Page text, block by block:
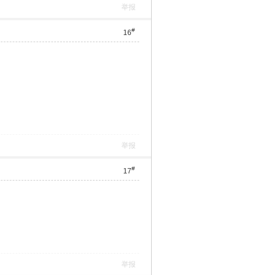
举报
16#
举报
17#
举报